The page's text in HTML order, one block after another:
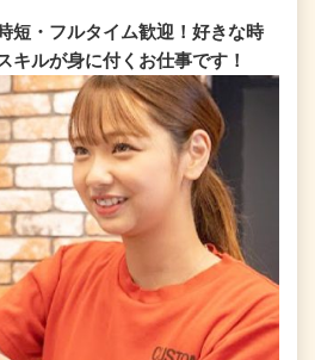
短・フルタイム歓迎！好きな時
キルが身に付くお仕事です！